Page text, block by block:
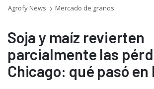
Agrofy News Mercado de granos
Soja y maíz revierten
parcialmente las
Chicago: qué pasó en